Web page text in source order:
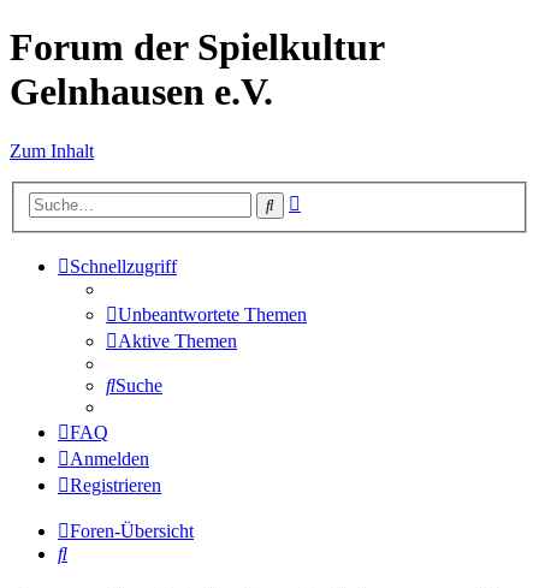
Forum der Spielkultur
Gelnhausen e.V.
Zum Inhalt
Suche
Schnellzugriff
Unbeantwortete Themen
Aktive Themen
Suche
FAQ
Anmelden
Registrieren
Foren-Übersicht
Suche